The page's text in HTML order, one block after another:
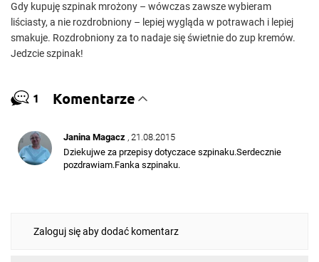
Gdy kupuję szpinak mrożony – wówczas zawsze wybieram
liściasty, a nie rozdrobniony – lepiej wygląda w potrawach i lepiej
smakuje. Rozdrobniony za to nadaje się świetnie do zup kremów.
Jedzcie szpinak!
1 Komentarze
Janina Magacz , 21.08.2015
Dziekujwe za przepisy dotyczace szpinaku.Serdecznie
pozdrawiam.Fanka szpinaku.
Zaloguj się aby dodać komentarz